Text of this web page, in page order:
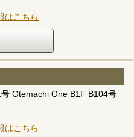
はこちら
Otemachi One B1F B104号
はこちら